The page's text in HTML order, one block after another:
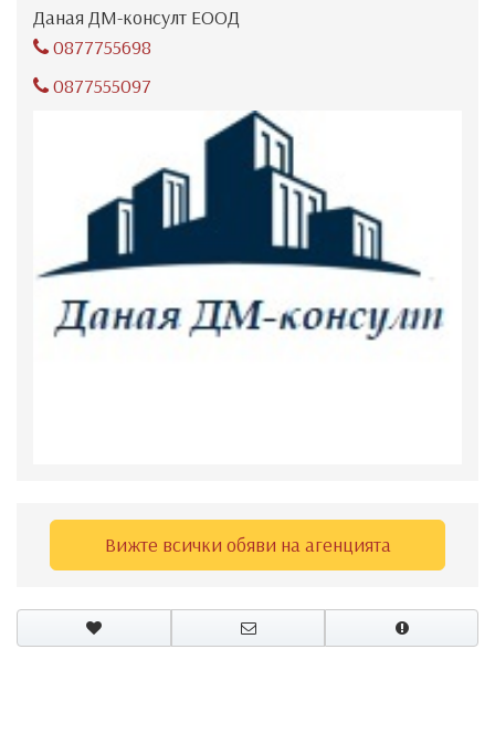
Даная ДМ-консулт ЕООД
0877755698
0877555097
Вижте всички обяви на агенцията